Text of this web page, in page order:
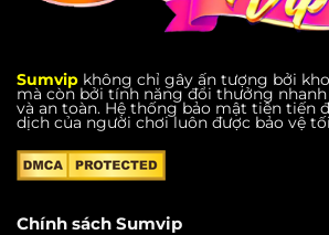
Sumvip không chỉ gây ấn tượng bởi
mà còn bởi tính năng đổi thưởng
và an toàn. Hệ thống bảo mật tiên tiến
dịch của người chơi luôn được bảo vệ
Chính sách Sumvip